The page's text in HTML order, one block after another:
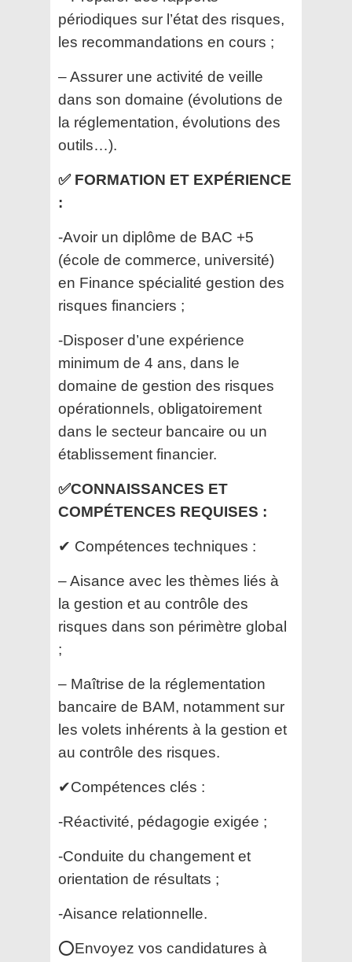
périodiques sur l’état des risques,
les recommandations en cours ;
– Assurer une activité de veille
dans son domaine (évolutions de
la réglementation, évolutions des
outils…).
✅ FORMATION ET EXPÉRIENCE
:
-Avoir un diplôme de BAC +5
(école de commerce, université)
en Finance spécialité gestion des
risques financiers ;
-Disposer d’une expérience
minimum de 4 ans, dans le
domaine de gestion des risques
opérationnels, obligatoirement
dans le secteur bancaire ou un
établissement financier.
✅CONNAISSANCES ET
COMPÉTENCES REQUISES :
✔ Compétences techniques :
– Aisance avec les thèmes liés à
la gestion et au contrôle des
risques dans son périmètre global
;
– Maîtrise de la réglementation
bancaire de BAM, notamment sur
les volets inhérents à la gestion et
au contrôle des risques.
✔Compétences clés :
-Réactivité, pédagogie exigée ;
-Conduite du changement et
orientation de résultats ;
-Aisance relationnelle.
⭕Envoyez vos candidatures à